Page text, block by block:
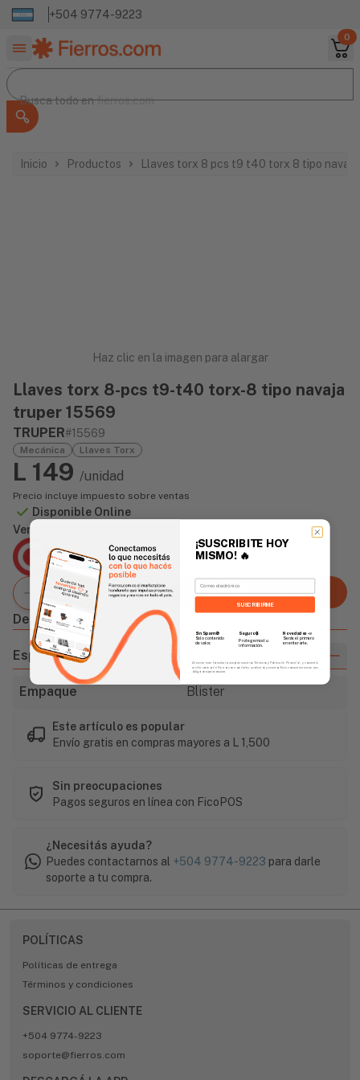
+504 9774-9223
0
Buscar productos
Busca todo en
Busca todo enfierros.com
Inicio Productos Llaves torx 8 pcs t9 t40 torx 8 tipo
Haz clic en la imagen para alargar
Llaves torx 8-pcs t9-t40 torx-8 tipo navaja
truper 15569
TRUPER#15569
Mecánica Llaves Torx
L 149 /unidad
Precio incluye impuesto sobre ventas
Disponible Online
Vendido Por:
Agencia Global
2 días - Tiempo de Entrega Promedio
Agregar al carrito
Descripción
Especificaciones
Empaque Blister
Este artículo es popular
Envío gratis en compras mayores a L 1,500
Sin preocupaciones
Pagos seguros en línea con FicoPOS
¿Necesitás ayuda?
Puedes contactarnos al +504 9774-9223 para darle
soporte a tu compra.
POLÍTICAS
Políticas de entrega
Términos y condiciones
SERVICIO AL CLIENTE
+504 9774-9223
soporte@fierros.com
¡SUSCRIBITE HOY
MISMO! 🔥
Email
SUSCRIBIRME
Sin Spam 🚫
Solo contenido
de valor.
Seguro 🔒
Protegemos tu
información.
Novedades📣
Serás el primero
en enterarte.
Al enviar este formulario, aceptás nuestros Términos y Política de Privacidad, y consentís
recibir correos de Fierros con novedades, productos y eventos. Este consentimiento no es
obligatorio para comprar.